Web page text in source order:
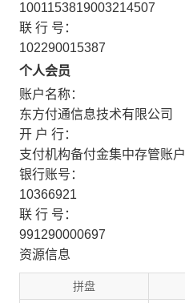
1001153819003214507
联 行 号：
102290015387
个人会员
账户名称：
东方付通信息技术有限公司
开 户 行：
支付机构备付金集中存管账户
银行账号：
10366921
联 行 号：
991290000697
资源信息
拼盘